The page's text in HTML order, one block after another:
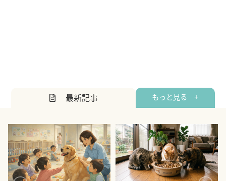
最新記事 もっと見る +